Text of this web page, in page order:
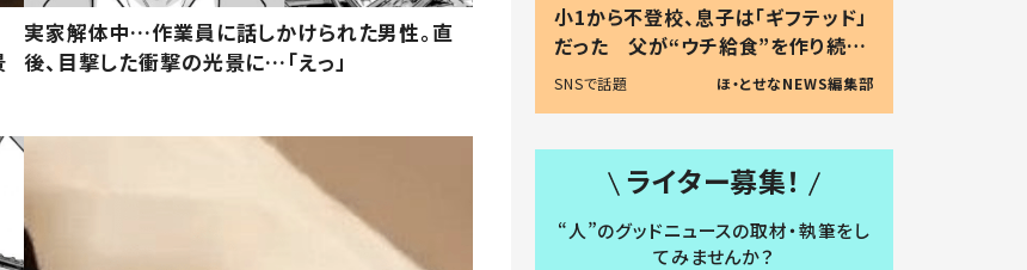
実家解体中…作業員に話しかけられた男性。直
後、目撃した衝撃の光景に…「えっ」
小1から不登校、息子は「ギフテッド」
だった 父が“ウチ給食”を作り続け
る理由とは #令和の親 #令和の子
SNSで話題 ほ・とせなNEWS編集部
ライター募集！
“人”のグッドニュースの取材・執筆をし
てみませんか？